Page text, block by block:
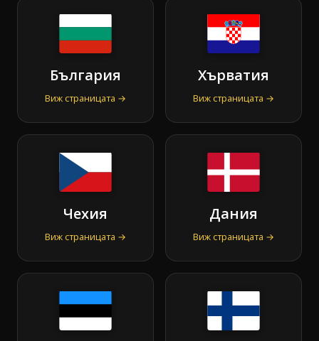
България
Виж страницата →
Хърватия
Виж страницата →
Чехия
Виж страницата →
Дания
Виж страницата →